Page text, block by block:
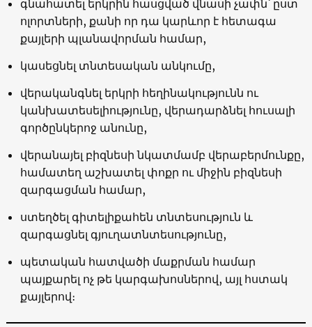
գնահատել երկրին հասցված վնասի չափն՝ ըստ
ոլորտների, քանի որ դա կարևոր է հետագա
քայլերի պլանավորման համար,
կասեցնել տնտեսական անկումը,
վերականգնել երկրի հեղինակությունն ու
կանխատեսելիությունը, վերադարձնել հուսալի
գործընկերոջ անունը,
վերանայել բիզնեսի նկատմամբ վերաբերմունքը,
համատեղ աշխատել փոքր ու միջին բիզնեսի
զարգացման համար,
ստեղծել գիտելիքահեն տնտեսություն և
զարգացնել գյուղատնտեսությունը,
պետական հատվածի մաքրման համար
պայքարել ոչ թե կարգախոսներով, այլ հստակ
քայլերով։